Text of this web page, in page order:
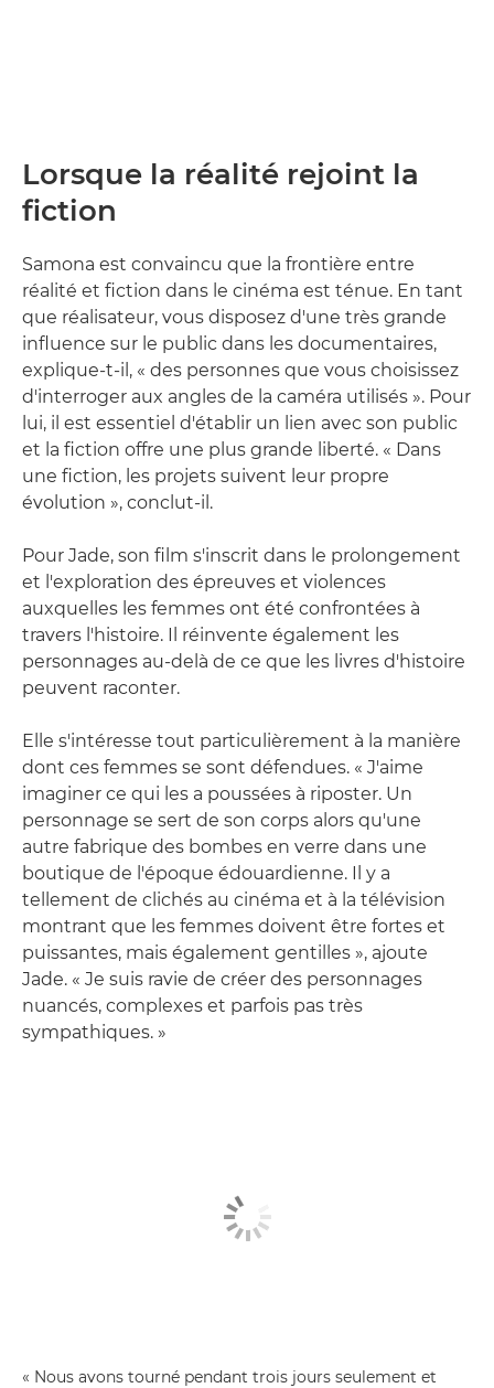
Lorsque la réalité rejoint la
fiction
Samona est convaincu que la frontière entre
réalité et fiction dans le cinéma est ténue. En tant
que réalisateur, vous disposez d'une très grande
influence sur le public dans les documentaires,
explique-t-il, « des personnes que vous choisissez
d'interroger aux angles de la caméra utilisés ». Pour
lui, il est essentiel d'établir un lien avec son public
et la fiction offre une plus grande liberté. « Dans
une fiction, les projets suivent leur propre
évolution », conclut-il.
Pour Jade, son film s'inscrit dans le prolongement
et l'exploration des épreuves et violences
auxquelles les femmes ont été confrontées à
travers l'histoire. Il réinvente également les
personnages au-delà de ce que les livres d'histoire
peuvent raconter.
Elle s'intéresse tout particulièrement à la manière
dont ces femmes se sont défendues. « J'aime
imaginer ce qui les a poussées à riposter. Un
personnage se sert de son corps alors qu'une
autre fabrique des bombes en verre dans une
boutique de l'époque édouardienne. Il y a
tellement de clichés au cinéma et à la télévision
montrant que les femmes doivent être fortes et
puissantes, mais également gentilles », ajoute
Jade. « Je suis ravie de créer des personnages
nuancés, complexes et parfois pas très
sympathiques. »
« Nous avons tourné pendant trois jours seulement et